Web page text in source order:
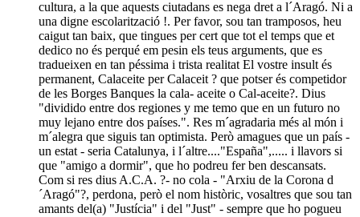
cultura, a la que aquests ciutadans es nega dret a l´Aragó. Ni a
una digne escolarització !. Per favor, sou tan tramposos, heu
caigut tan baix, que tingues per cert que tot el temps que et
dedico no és perqué em pesin els teus arguments, que es
tradueixen en tan péssima i trista realitat El vostre insult és
permanent, Calaceite per Calaceit ? que potser és competidor
de les Borges Banques la cala- aceite o Cal-aceite?. Dius
"dividido entre dos regiones y me temo que en un futuro no
muy lejano entre dos países.". Res m´agradaria més al món i
m´alegra que siguis tan optimista. Però amagues que un país -
un estat - seria Catalunya, i l´altre...."España",..... i llavors si
que "amigo a dormir", que ho podreu fer ben descansats.
Com si res dius A.C.A. ?- no cola - "Arxiu de la Corona d
´Aragó"?, perdona, però el nom històric, vosaltres que sou tan
amants del(a) "Justícia" i del "Just" - sempre que ho pogueu